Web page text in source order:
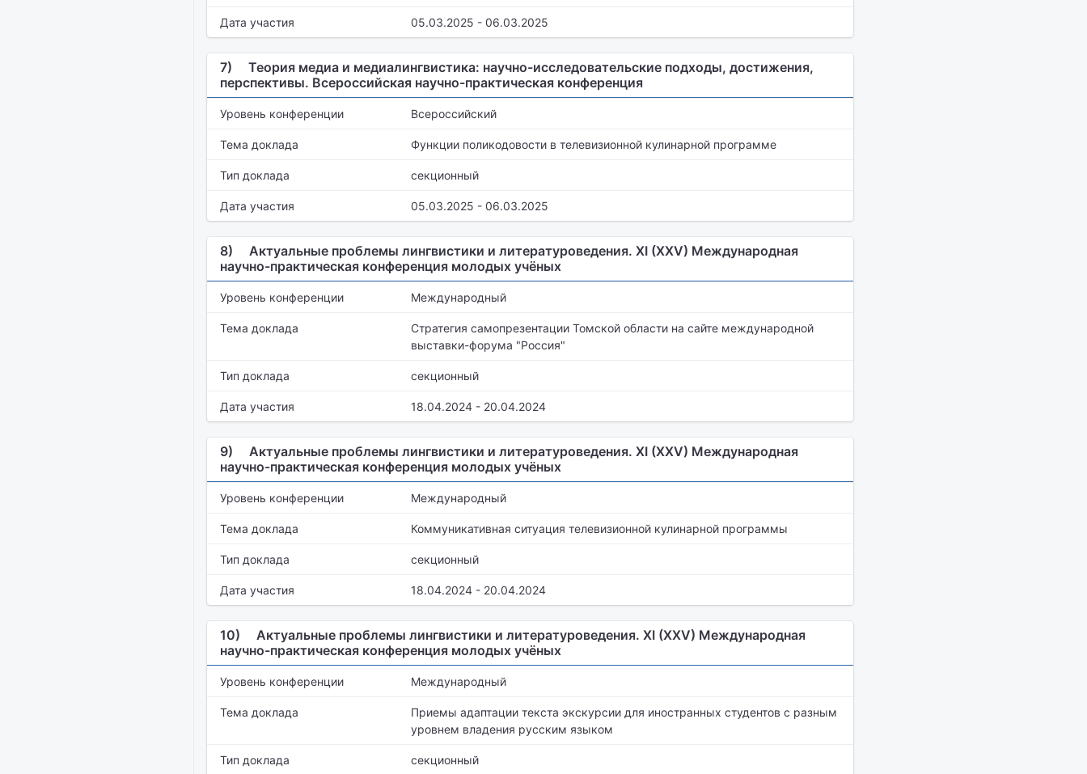
Дата участия 05.03.2025 - 06.03.2025
7)
Теория медиа и медиалингвистика: научно-исследовательские подходы, достижения,
перспективы. Всероссийская научно-практическая конференция
Уровень конференции Всероссийский
Тема доклада Функции поликодовости в телевизионной кулинарной программе
Тип доклада секционный
Дата участия 05.03.2025 - 06.03.2025
8)
Актуальные проблемы лингвистики и литературоведения. XI (XXV) Международная
научно-практическая конференция молодых учёных
Уровень конференции Международный
Тема доклада
Стратегия самопрезентации Томской области на сайте международной
выставки-форума "Россия"
Тип доклада секционный
Дата участия 18.04.2024 - 20.04.2024
9)
Актуальные проблемы лингвистики и литературоведения. XI (XXV) Международная
научно-практическая конференция молодых учёных
Уровень конференции Международный
Тема доклада Коммуникативная ситуация телевизионной кулинарной программы
Тип доклада секционный
Дата участия 18.04.2024 - 20.04.2024
10)
Актуальные проблемы лингвистики и литературоведения. XI (XXV) Международная
научно-практическая конференция молодых учёных
Уровень конференции Международный
Тема доклада
Приемы адаптации текста экскурсии для иностранных студентов с разным
уровнем владения русским языком
Тип доклада секционный